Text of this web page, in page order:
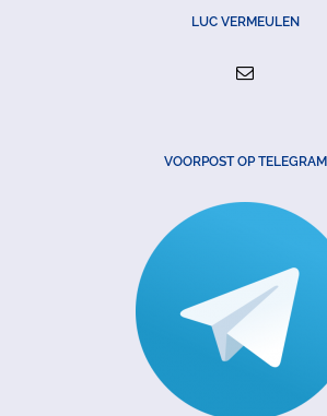
LUC VERMEULEN
VOORPOST OP TELEGRAM